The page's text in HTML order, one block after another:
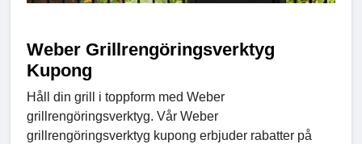
Weber Grillrengöringsverktyg
Kupong
Håll din grill i toppform med Weber
grillrengöringsverktyg. Vår Weber
grillrengöringsverktyg kupong erbjuder rabatter på